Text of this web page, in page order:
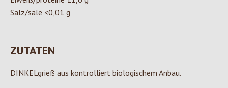
Salz/sale <0,01 g
ZUTATEN
DINKELgrieß aus kontrolliert biologischem Anbau.